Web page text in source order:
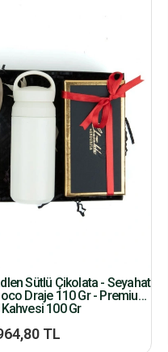
Sütlü Çikolata - Seyahat
Draje 110 Gr - Premium
100 Gr
TL